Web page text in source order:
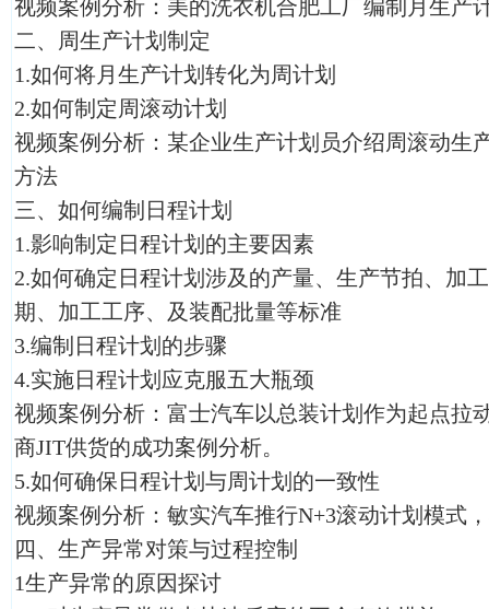
视频案例分析：美的洗衣机合肥工厂编制月生产
二、周生产计划制定
1.如何将月生产计划转化为周计划
2.如何制定周滚动计划
视频案例分析：某企业生产计划员介绍周滚动生
方法
三、如何编制日程计划
1.影响制定日程计划的主要因素
2.如何确定日程计划涉及的产量、生产节拍、加
期、加工工序、及装配批量等标准
3.编制日程计划的步骤
4.实施日程计划应克服五大瓶颈
视频案例分析：富士汽车以总装计划作为起点拉
商JIT供货的成功案例分析。
5.如何确保日程计划与周计划的一致性
视频案例分析：敏实汽车推行N+3滚动计划模式
四、生产异常对策与过程控制
1生产异常的原因探讨